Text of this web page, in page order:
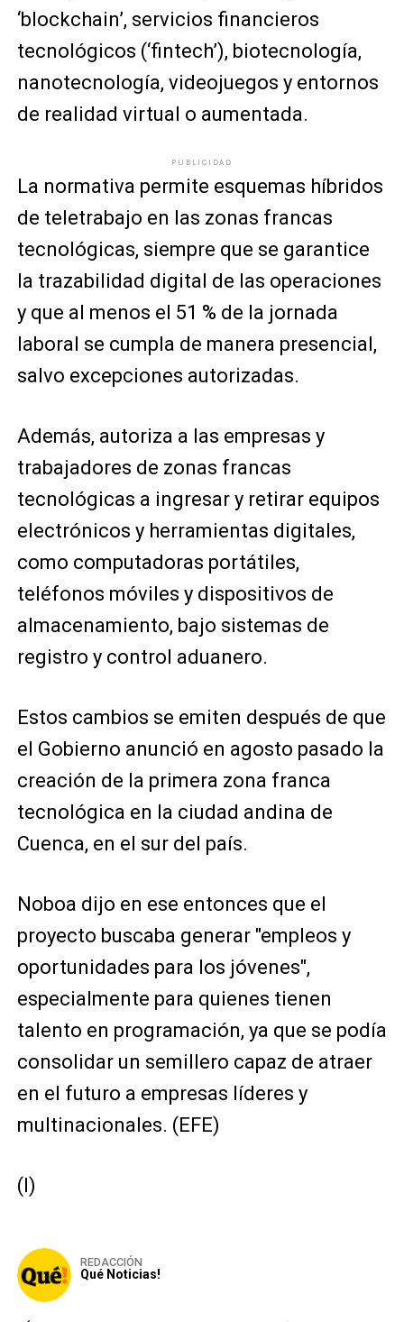
‘blockchain’, servicios financieros
tecnológicos (‘fintech’), biotecnología,
nanotecnología, videojuegos y entornos
de realidad virtual o aumentada.
PUBLICIDAD
La normativa permite esquemas híbridos
de teletrabajo en las zonas francas
tecnológicas, siempre que se garantice
la trazabilidad digital de las operaciones
y que al menos el 51 % de la jornada
laboral se cumpla de manera presencial,
salvo excepciones autorizadas.
Además, autoriza a las empresas y
trabajadores de zonas francas
tecnológicas a ingresar y retirar equipos
electrónicos y herramientas digitales,
como computadoras portátiles,
teléfonos móviles y dispositivos de
almacenamiento, bajo sistemas de
registro y control aduanero.
Estos cambios se emiten después de que
el Gobierno anunció en agosto pasado la
creación de la primera zona franca
tecnológica en la ciudad andina de
Cuenca, en el sur del país.
Noboa dijo en ese entonces que el
proyecto buscaba generar "empleos y
oportunidades para los jóvenes",
especialmente para quienes tienen
talento en programación, ya que se podía
consolidar un semillero capaz de atraer
en el futuro a empresas líderes y
multinacionales. (EFE)
(I)
REDACCIÓN
Qué Noticias!